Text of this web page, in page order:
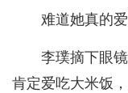
难道她真的
李璞摘下眼
肯定爱吃大米饭